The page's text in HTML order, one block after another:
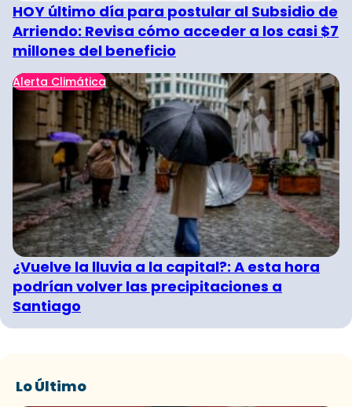
HOY último día para postular al Subsidio de
Arriendo: Revisa cómo acceder a los casi $7
millones del beneficio
Alerta Climática
¿Vuelve la lluvia a la capital?: A esta hora
podrían volver las precipitaciones a
Santiago
Lo Último